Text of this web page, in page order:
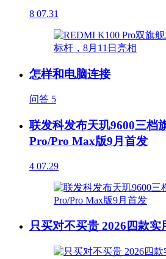
8 07.31
怎样和电脑连接
问答 5
联发科发布天玑9600三档
Pro/Pro Max版9月首发
4 07.29
只买对不买贵 2026四款实